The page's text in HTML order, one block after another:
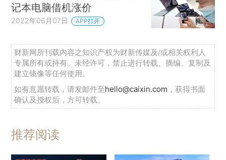
记本电脑借机涨价
2022年06月07日 APP打开
财新网所刊载内容之知识产权为财新传媒及/或相关权利人
专属所有或持有。未经许可，禁止进行转载、摘编、复制及
建立镜像等任何使用。
如有意愿转载，请发邮件至hello@caixin.com ，获得书面
确认及授权后，方可转载。
推荐阅读